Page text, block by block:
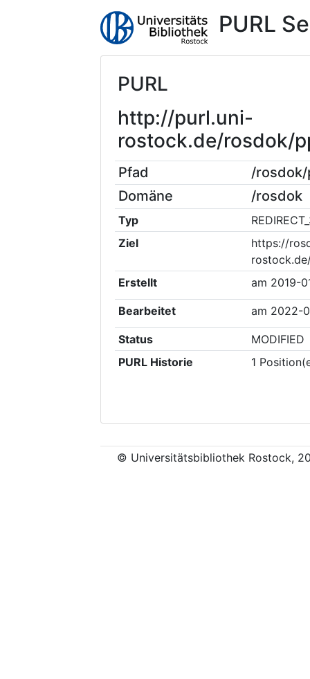
PURL
PURL
http://purl.uni-
rostock.de/rosdok/
Pfad
/
Domäne
/rosdok
Typ
Ziel
https://
Erstellt
am 2019-
Bearbeitet am 2022-
Status
MODIFIED
PURL Historie
1
© Universitätsbibliothek Rostock,